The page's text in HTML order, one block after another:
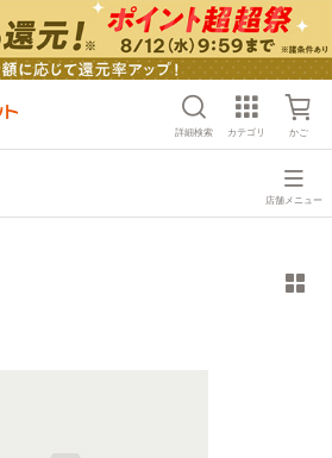
詳細検索 カテゴリ かご
店舗メニュー